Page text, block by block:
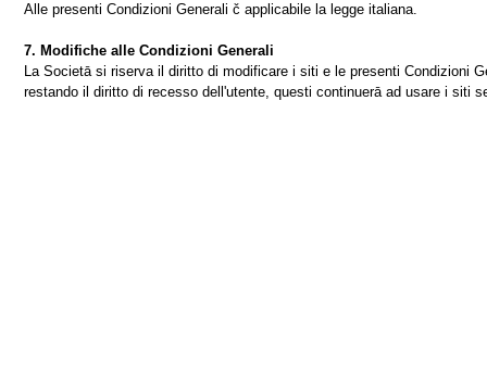
Alle presenti Condizioni Generali č applicabile la legge italiana.
7. Modifiche alle Condizioni Generali
La Societā si riserva il diritto di modificare i siti e le presenti Condizioni
restando il diritto di recesso dell'utente, questi continuerā ad usare i siti